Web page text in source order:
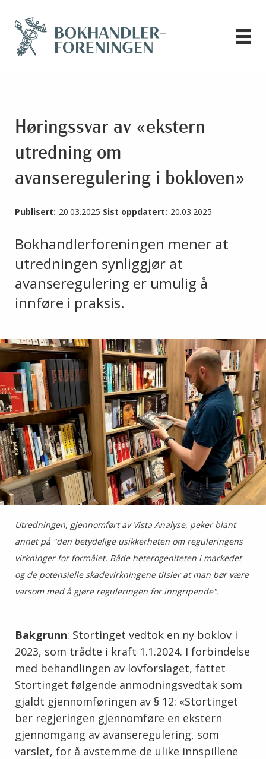
Høringssvar av «ekstern
utredning om
avanseregulering i bokloven»
Publisert: 20.03.2025 Sist oppdatert: 20.03.2025
Bokhandlerforeningen mener at
utredningen synliggjør at
avanseregulering er umulig å
innføre i praksis.
Utredningen, gjennomført av Vista Analyse, peker blant
annet på "den betydelige usikkerheten om reguleringens
virkninger for formålet. Både heterogeniteten i markedet
og de potensielle skadevirkningene tilsier at man bør være
varsom med å gjøre reguleringen for inngripende".
Bakgrunn: Stortinget vedtok en ny boklov i
2023, som trådte i kraft 1.1.2024. I forbindelse
med behandlingen av lovforslaget, fattet
Stortinget følgende anmodningsvedtak som
gjaldt gjennomføringen av § 12: «Stortinget
ber regjeringen gjennomføre en ekstern
gjennomgang av avanseregulering, som
varslet, for å avstemme de ulike innspillene